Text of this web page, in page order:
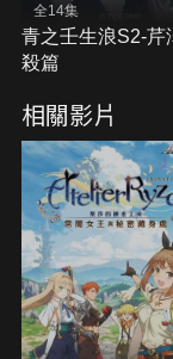
全14集
青之壬生浪S2-芹
殺篇
相關影片